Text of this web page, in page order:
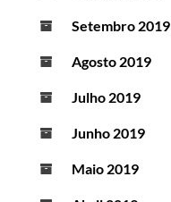
Setembro 2019
Agosto 2019
Julho 2019
Junho 2019
Maio 2019